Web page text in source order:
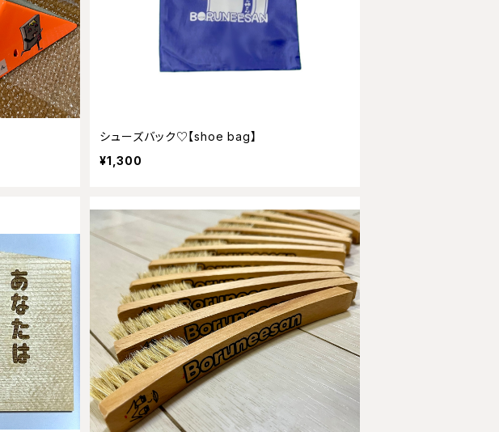
シューズバック♡【shoe bag】
¥1,300